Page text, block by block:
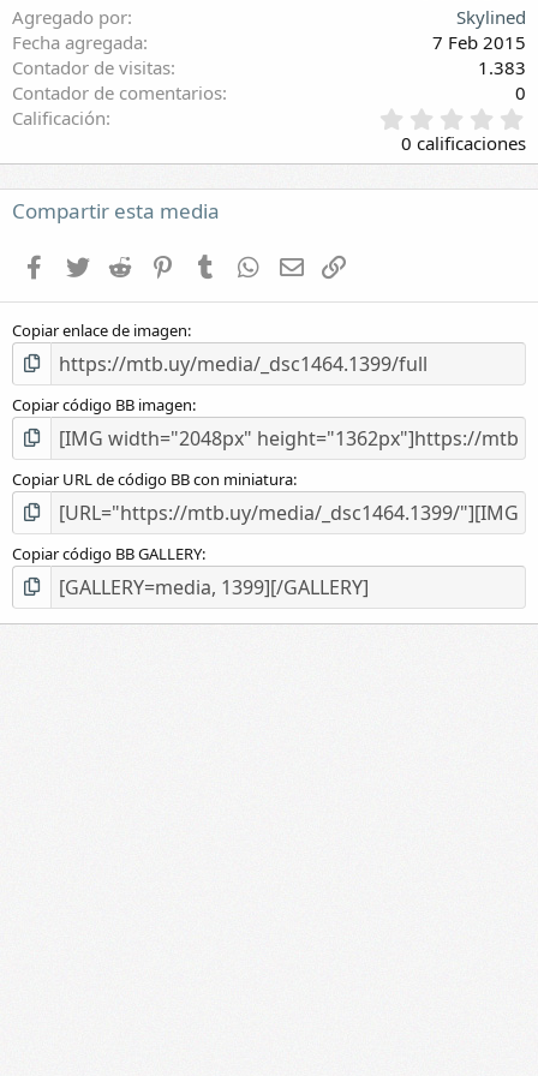
Agregado por
Skylined
Fecha agregada
7 Feb 2015
Contador de visitas
1.383
Contador de comentarios
0
Calificación
,
0
0
l
(
)
0 calificaciones
Compartir esta media
Facebook
Twitter Reddit PinterestTumblr WhatsApp
E-mail
Copiar enlace de imagen
Copiar código BB imagen
Copiar URL de código BB con miniatura
Copiar código BB GALLERY